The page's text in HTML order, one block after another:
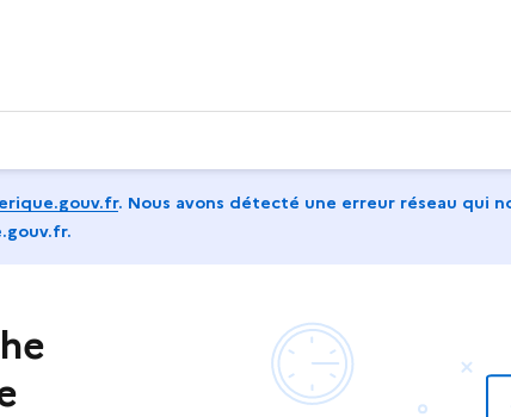
. Nous avons détecté une erreur réseau qui